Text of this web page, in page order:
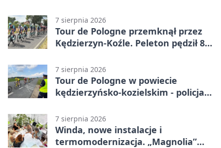
7 sierpnia 2026
Tour de Pologne przemknął przez
Kędzierzyn-Koźle. Peleton pędził 80
7 sierpnia 2026
Tour de Pologne w powiecie
kędzierzyńsko-kozielskim - policja
7 sierpnia 2026
Winda, nowe instalacje i
termomodernizacja. „Magnolia”